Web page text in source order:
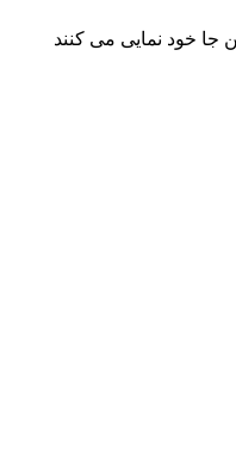
جا خود نمایی می کنند